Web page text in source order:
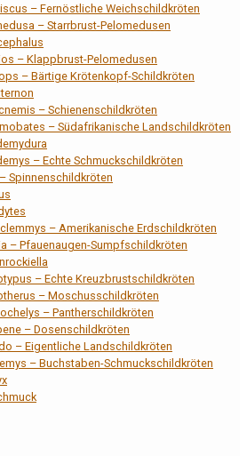
– Fernöstliche Weichschildkröten
– Starrbrust-Pelomedusen
– Klappbrust-Pelomedusen
– Bärtige Krötenkopf-Schildkröten
– Schienenschildkröten
– Südafrikanische Landschildkröten
– Echte Schmuckschildkröten
Spinnenschildkröten
– Amerikanische Erdschildkröten
– Pfauenaugen-Sumpfschildkröten
– Echte Kreuzbrustschildkröten
– Moschusschildkröten
– Pantherschildkröten
– Dosenschildkröten
– Eigentliche Landschildkröten
– Buchstaben-Schmuckschildkröten